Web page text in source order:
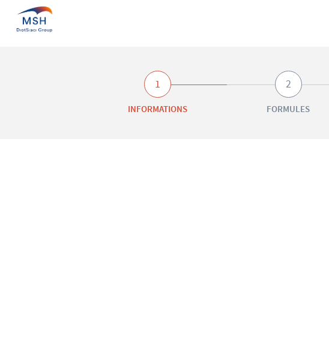
1
INFORMATIONS
2
FORMULES